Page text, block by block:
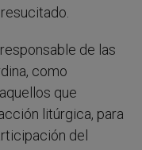
de las
como
que
litúrgica, para
del